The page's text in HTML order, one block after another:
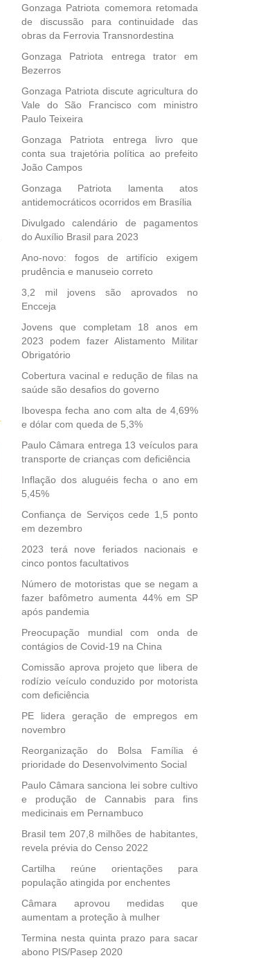
Gonzaga Patriota comemora retomada
de discussão para continuidade das
obras da Ferrovia Transnordestina
Gonzaga Patriota entrega trator em
Bezerros
Gonzaga Patriota discute agricultura do
Vale do São Francisco com ministro
Paulo Teixeira
Gonzaga Patriota entrega livro que
conta sua trajetória política ao prefeito
João Campos
Gonzaga Patriota lamenta atos
antidemocráticos ocorridos em Brasília
Divulgado calendário de pagamentos
do Auxílio Brasil para 2023
Ano-novo: fogos de artifício exigem
prudência e manuseio correto
3,2 mil jovens são aprovados no
Encceja
Jovens que completam 18 anos em
2023 podem fazer Alistamento Militar
Obrigatório
Cobertura vacinal e redução de filas na
saúde são desafios do governo
Ibovespa fecha ano com alta de 4,69%
e dólar com queda de 5,3%
Paulo Câmara entrega 13 veículos para
transporte de crianças com deficiência
Inflação dos aluguéis fecha o ano em
5,45%
Confiança de Serviços cede 1,5 ponto
em dezembro
2023 terá nove feriados nacionais e
cinco pontos facultativos
Número de motoristas que se negam a
fazer bafômetro aumenta 44% em SP
após pandemia
Preocupação mundial com onda de
contágios de Covid-19 na China
Comissão aprova projeto que libera de
rodízio veículo conduzido por motorista
com deficiência
PE lidera geração de empregos em
novembro
Reorganização do Bolsa Família é
prioridade do Desenvolvimento Social
Paulo Câmara sanciona lei sobre cultivo
e produção de Cannabis para fins
medicinais em Pernambuco
Brasil tem 207,8 milhões de habitantes,
revela prévia do Censo 2022
Cartilha reúne orientações para
população atingida por enchentes
Câmara aprovou medidas que
aumentam a proteção à mulher
Termina nesta quinta prazo para sacar
abono PIS/Pasep 2020